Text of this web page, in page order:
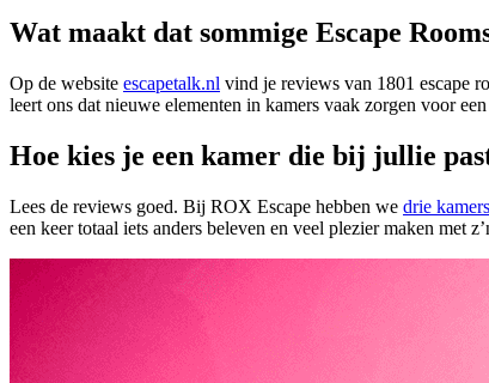
Wat maakt dat sommige Escape
Op de website escapetalk.nl vind je reviews van 1801 escape
leert ons dat nieuwe elementen in kamers vaak zorgen voor
Hoe kies je een kamer die bij jullie
Lees de reviews goed. Bij ROX Escape hebben we drie kamers
een keer totaal iets anders beleven en veel plezier maken met